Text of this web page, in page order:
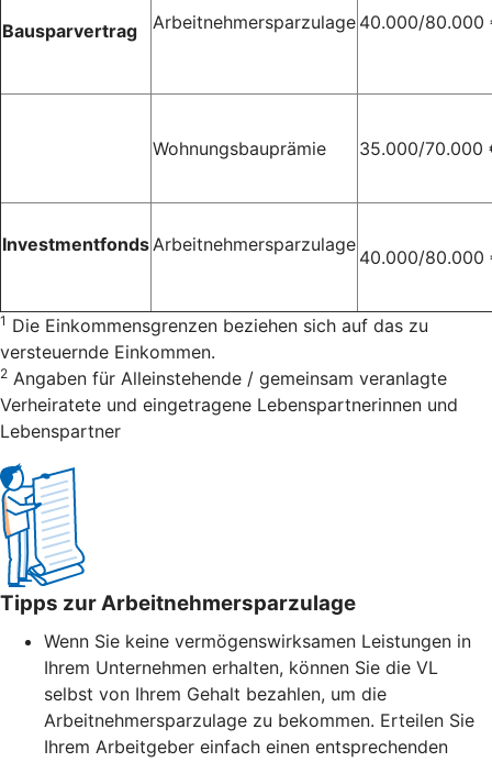
Bausparvertrag Arbeitnehmersparzulage 40.000/80.000
Wohnungsbauprämie 35.000/70.000
Investmentfonds Arbeitnehmersparzulage
40.000/80.000
1 Die Einkommensgrenzen beziehen sich auf das zu
versteuernde Einkommen.
2 Angaben für Alleinstehende / gemeinsam veranlagte
Verheiratete und eingetragene Lebenspartnerinnen und
Lebenspartner
Tipps zur Arbeitnehmersparzulage
Wenn Sie keine vermögenswirksamen Leistungen in
Ihrem Unternehmen erhalten, können Sie die VL
selbst von Ihrem Gehalt bezahlen, um die
Arbeitnehmersparzulage zu bekommen. Erteilen Sie
Ihrem Arbeitgeber einfach einen entsprechenden